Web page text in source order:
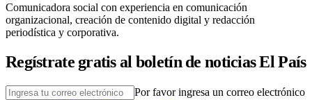
Comunicadora social con experiencia en comunicación
organizacional, creación de contenido digital y redacción
periodística y corporativa.
Regístrate gratis al boletín de noticias El País
Por favor ingresa un correo electrónico